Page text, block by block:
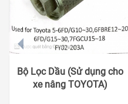
Bộ Lọc Dầu (Sử dụng cho
xe nâng TOYOTA)
prev